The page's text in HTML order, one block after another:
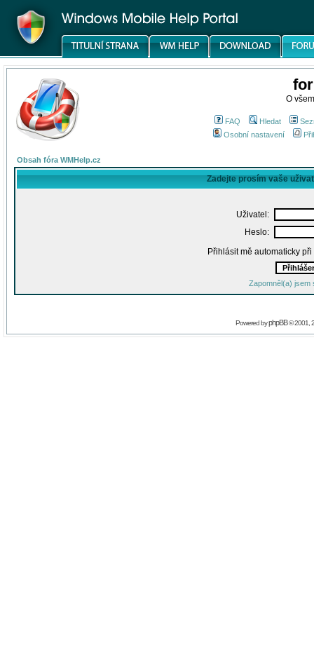
O
FAQ Hledat
Osobní nastavení
Obsah fóra WMHelp.cz
Zadejte prosím vaše
Uživatel:
Heslo:
Přihlásit mě automaticky
Zapomněl(a) jsem
Powered byphpBB© 2001,